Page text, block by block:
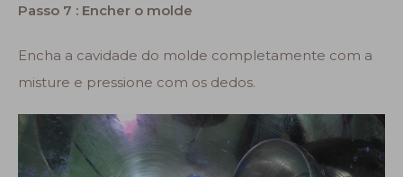
Passo 7 : Encher o molde
Encha a cavidade do molde completamente com a
misture e pressione com os dedos.